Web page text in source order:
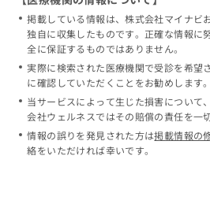
掲載している情報は、株式会社マイナビ
独自に収集したものです。正確な情報に
全に保証するものではありません。
実際に検索された医療機関で受診を希望
に確認していただくことをお勧めします。
当サービスによって生じた損害について
会社ウェルネスではその賠償の責任を一
情報の誤りを発見された方は掲載情報の
絡をいただければ幸いです。